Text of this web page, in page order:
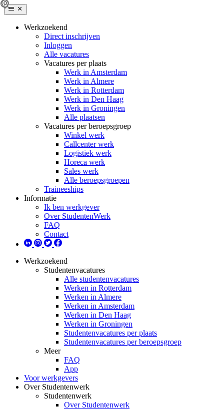
Werkzoekend
Direct inschrijven
Inloggen
Alle vacatures
Vacatures per plaats
Werk in Amsterdam
Werk in Almere
Werk in Rotterdam
Werk in Den Haag
Werk in Groningen
Alle plaatsen
Vacatures per beroepsgroep
Winkel werk
Callcenter werk
Logistiek werk
Horeca werk
Sales werk
Alle beroepsgroepen
Traineeships
Informatie
Ik ben werkgever
Over StudentenWerk
FAQ
Contact
Werkzoekend
Studentenvacatures
Alle studentenvacatures
Werken in Rotterdam
Werken in Almere
Werken in Amsterdam
Werken in Den Haag
Werken in Groningen
Studentenvacatures per plaats
Studentenvacatures per beroepsgroep
Meer
FAQ
App
Voor werkgevers
Over Studentenwerk
Studentenwerk
Over Studentenwerk